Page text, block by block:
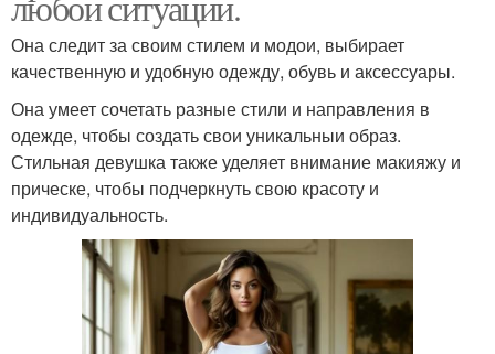
Она следит за своим стилем и модои, выбирает
качественную и удобную одежду, обувь и аксессуары.
Она умеет сочетать разные стили и направления в
одежде, чтобы создать свои уникальныи образ.
Стильная девушка также уделяет внимание макияжу и
прическе, чтобы подчеркнуть свою красоту и
индивидуальность.